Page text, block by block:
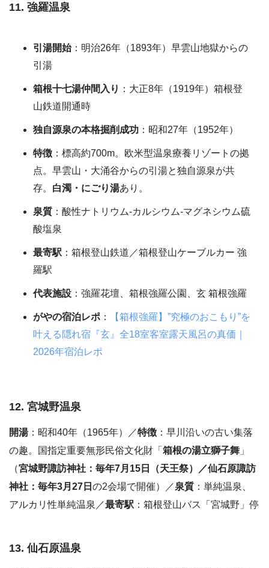
11. 強羅温泉
引湯開始：明治26年（1893年）早雲山地獄からの
引湯
箱根十七湯仲間入り ：大正8年（1919年）箱根登
山鉄道開通時
独自源泉の本格掘削成功 ：昭和27年（1952年）
特徴 ：標高約700m。欧米型温泉療養リゾートの拠
点。早雲山・大涌谷からの引湯と独自源泉が共
存。 白濁・にごり湯あり。
泉質 ：酸性ナトリウム-カルシウム-マグネシウム硫
酸塩泉
最寄駅 ：箱根登山鉄道／箱根登山ケーブルカー 強
羅駅
代表施設 ：強羅花壇、箱根強羅公園、玄 箱根強羅
がやの宿泊レポ ：
【箱根強羅】”究極のおこもり”を
叶える隠れ宿『玄』全18室客室露天風呂の真価｜
2026年宿泊レポ
12. 宮城野温泉
開湯：昭和40年（1965年）／特徴 ：早川沿いの古い集落
の趣。国指定重要無形民俗文化財「 箱根の湯立獅子舞 」
（宮城野諏訪神社：毎年7月15日（天王祭）／仙石原諏訪
神社：毎年3月27日 の2会場で開催）／泉質 ：単純温泉、
アルカリ性単純温泉／最寄駅 ：箱根登山バス「宮城野」停
13. 仙石原温泉